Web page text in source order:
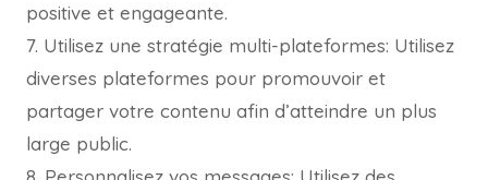
positive et engageante.
7. Utilisez une stratégie multi-plateformes: Utilisez
diverses plateformes pour promouvoir et
partager votre contenu afin d’atteindre un plus
large public.